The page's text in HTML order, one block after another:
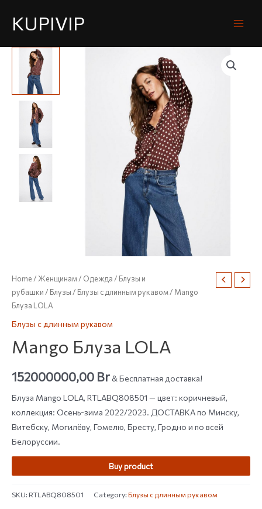
KUPIVIP
Home/Женщинам/ Одежда/ Блузы и
рубашки/ Блузы/ Блузы с длинным рукавом/ Mango
Блуза LOLA
Блузы с длинным рукавом
Mango Блуза LOLA
152000000,00 Br& Бесплатная доставка!
Блуза Mango LOLA, RTLABQ808501 — цвет: коричневый,
коллекция: Осень-зима 2022/2023. ДОСТАВКА по Минску,
Витебску, Могилёву, Гомелю, Бресту, Гродно и по всей
Белоруссии.
Buy product
SKU:RTLABQ808501 Category:Блузы с длинным рукавом